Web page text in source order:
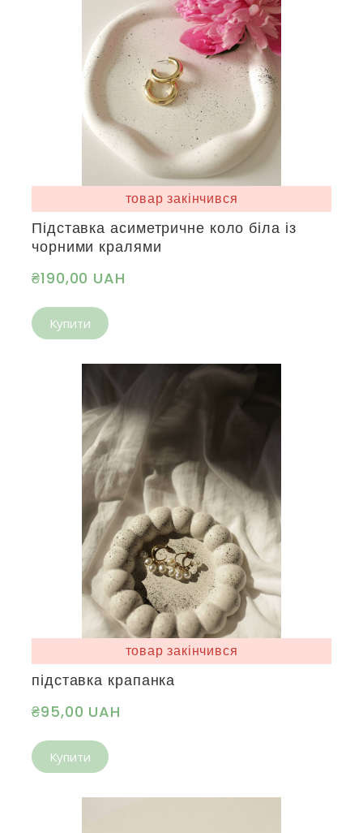
товар закінчився
Підставка асиметричне коло біла із
чорними кралями
₴190,00 UAH
Купити
товар закінчився
підставка крапанка
₴95,00 UAH
Купити